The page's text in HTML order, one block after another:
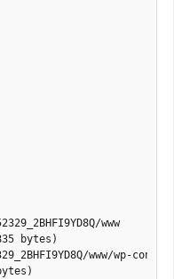
www
bytes)
www/wp-